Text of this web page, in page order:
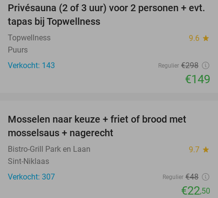
50%
Privésauna (2 of 3 uur) voor 2 personen + evt.
tapas bij Topwellness
Topwellness 9.6 star
Puurs
Verkocht: 143
Regulier €298
€149
Mosselen naar keuze + friet of brood met
mosselsaus + nagerecht
Bistro-Grill Park en Laan 9.7 star
Sint-Niklaas
Verkocht: 307
Regulier €48
€22,50